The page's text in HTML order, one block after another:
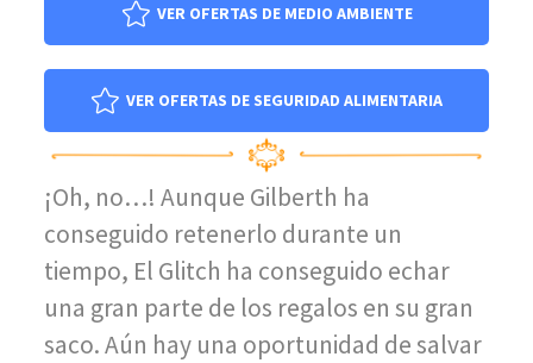
VER OFERTAS DE MEDIO AMBIENTE
VER OFERTAS DE SEGURIDAD ALIMENTARIA
¡Oh, no…! Aunque Gilberth ha
conseguido retenerlo durante un
tiempo, El Glitch ha conseguido echar
una gran parte de los regalos en su gran
saco. Aún hay una oportunidad de salvar